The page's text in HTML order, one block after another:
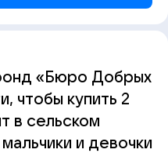
«Бюро Добрых
чтобы купить 2
в сельском
и девочки